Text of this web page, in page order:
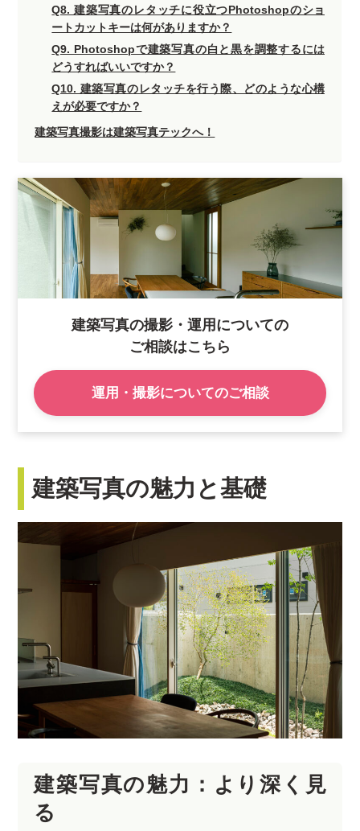
Q8. 建築写真のレタッチに役立つPhotoshopのショ
ートカットキーは何がありますか？
Q9. Photoshopで建築写真の白と黒を調整するには
どうすればいいですか？
Q10. 建築写真のレタッチを行う際、どのような心構
えが必要ですか？
建築写真撮影は建築写真テックへ！
建築写真の撮影・運用についての
ご相談はこちら
運用・撮影についてのご相談
建築写真の魅力と基礎
建築写真の魅力：より深く見
る